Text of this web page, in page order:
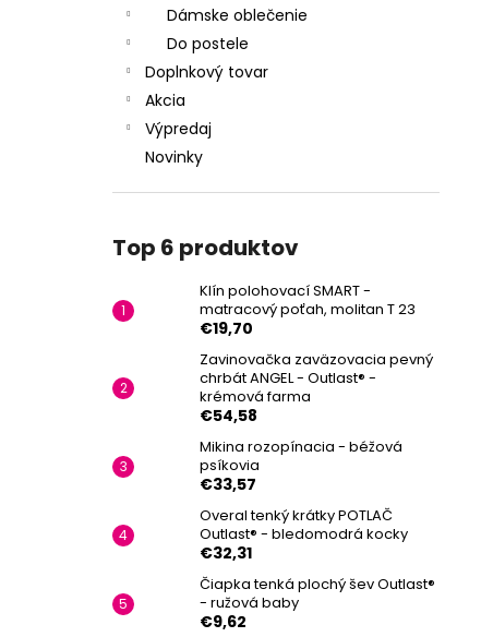
Dámske oblečenie
Do postele
Doplnkový tovar
Akcia
Výpredaj
Novinky
Top 6 produktov
Klín polohovací SMART -
matracový poťah, molitan T 23
€19,70
Zavinovačka zaväzovacia pevný
chrbát ANGEL - Outlast® -
krémová farma
€54,58
Mikina rozopínacia - béžová
psíkovia
€33,57
Overal tenký krátky POTLAČ
Outlast® - bledomodrá kocky
€32,31
Čiapka tenká plochý šev Outlast®
- ružová baby
€9,62